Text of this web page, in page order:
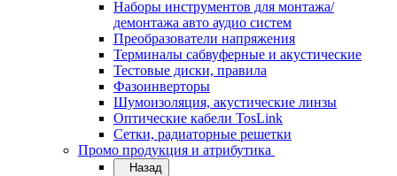
Наборы инструментов для монтажа/
демонтажа авто аудио систем
Преобразователи напряжения
Терминалы сабвуферные и акустические
Тестовые диски, правила
Фазоинверторы
Шумоизоляция, акустические линзы
Оптические кабели TosLink
Сетки, радиаторные решетки
Промо продукция и атрибутика
Назад